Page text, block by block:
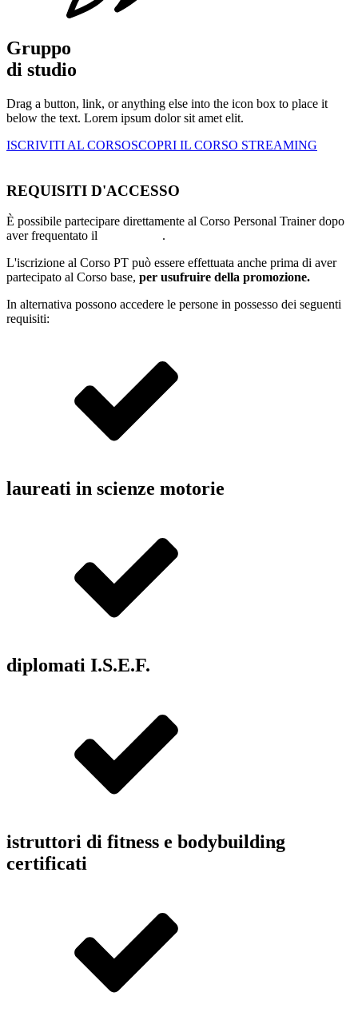
Gruppo
di studio
Drag a button, link, or anything else into the icon box to place it
below the text. Lorem ipsum dolor sit amet elit.
ISCRIVITI AL CORSOSCOPRI IL CORSO STREAMING
REQUISITI D'ACCESSO
È possibile partecipare direttamente al Corso Personal Trainer dopo
aver frequentato il
.
L'iscrizione al Corso PT può essere effettuata anche prima di aver
partecipato al Corso base, per usufruire della promozione.
In alternativa possono accedere le persone in possesso dei seguenti
requisiti:
laureati in scienze motorie
diplomati I.S.E.F.
istruttori di fitness e bodybuilding
certificati